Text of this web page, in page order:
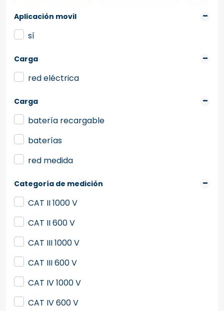
Aplicación movil
sí
Carga
red eléctrica
Carga
batería recargable
baterías
red medida
Categoría de medición
CAT II 1000 V
CAT II 600 V
CAT III 1000 V
CAT III 600 V
CAT IV 1000 V
CAT IV 600 V